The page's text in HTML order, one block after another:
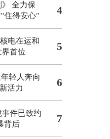
全力保
住得安心"
4
电在运和
首位
5
轻人奔向
活力 6
件已致约
背后 7